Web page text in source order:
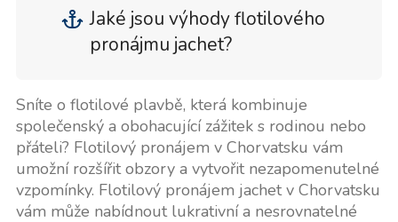
Jaké jsou výhody flotilového
pronájmu jachet?
Sníte o flotilové plavbě, která kombinuje
společenský a obohacující zážitek s rodinou nebo
přáteli? Flotilový pronájem v Chorvatsku vám
umožní rozšířit obzory a vytvořit nezapomenutelné
vzpomínky. Flotilový pronájem jachet v Chorvatsku
vám může nabídnout lukrativní a nesrovnatelné